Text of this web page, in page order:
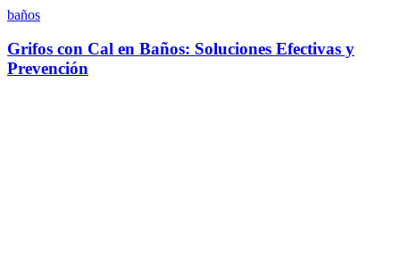
baños
Grifos con Cal en Baños: Soluciones Efectivas y
Prevención